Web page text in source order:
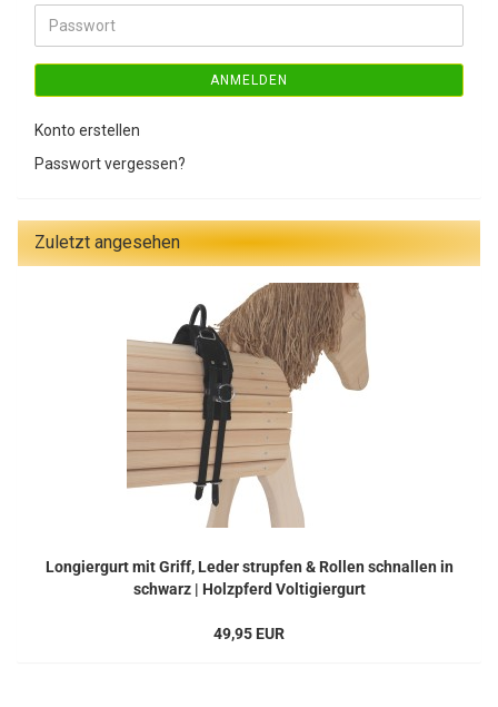
Adresse
Passwort
ANMELDEN
Konto erstellen
Passwort vergessen?
Zuletzt angesehen
Longiergurt mit Griff, Leder strupfen & Rollen schnallen in
schwarz | Holzpferd Voltigiergurt
49,95 EUR